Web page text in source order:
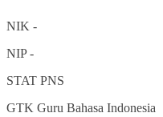
NIK -
NIP-
STAT PNS
GTK Guru Bahasa Indonesia